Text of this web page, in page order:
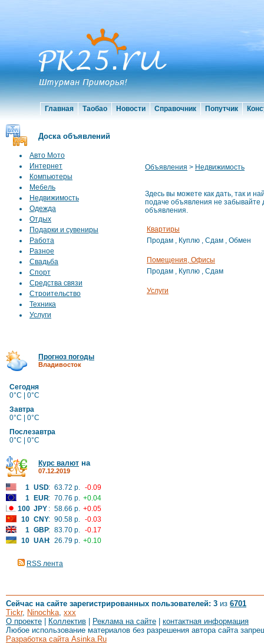
Главная Таобао Новости Справочник Попутчик
Доска объявлений
Авто Мото
Интернет
Компьютеры
Мебель
Недвижимость
Одежда
Отдых
Подарки и сувениры
Работа
Разное
Свадьба
Спорт
Средства связи
Строительство
Техника
Услуги
Прогноз погоды
Владивосток
Сегодня
0°C | 0°C
Завтра
0°C | 0°C
Послезавтра
0°C | 0°C
Курс валют на
07.12.2019
1 USD: 63.72 р. -0.09
1
EUR: 70.76 р. +0.04
100 JPY : 58.66 р. +0.05
10 CNY: 90.58 р. -0.03
1 GBP: 83.70 р. -0.17
10 UAH: 26.79 р. +0.10
RSS лента
Объявления > Недвижимость
Здесь вы можете как дать, так и
подаче объявления не забывайте
объявления.
Квартиры
Продам , Куплю , Сдам , Обмен
Помещения, Офисы
Продам , Куплю , Сдам
Услуги
Сейчас на сайте зарегистрированных пользователей: 3 из 6701
Tickr, Ninochka, xxx
О проекте
Коллектив Реклама на сайте
контактная информация
Любое использование материалов без разрешения автора сайта
Разработка сайта Asinka.Ru